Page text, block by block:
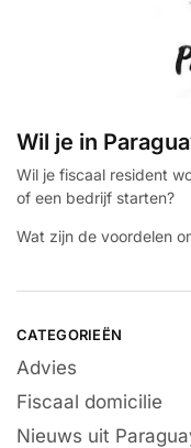
Wil je in
Wil je fiscaal resident
of een bedrijf starten?
Wat zijn de voordelen
CATEGORIEËN
Advies
Fiscaal domicilie
Nieuws uit